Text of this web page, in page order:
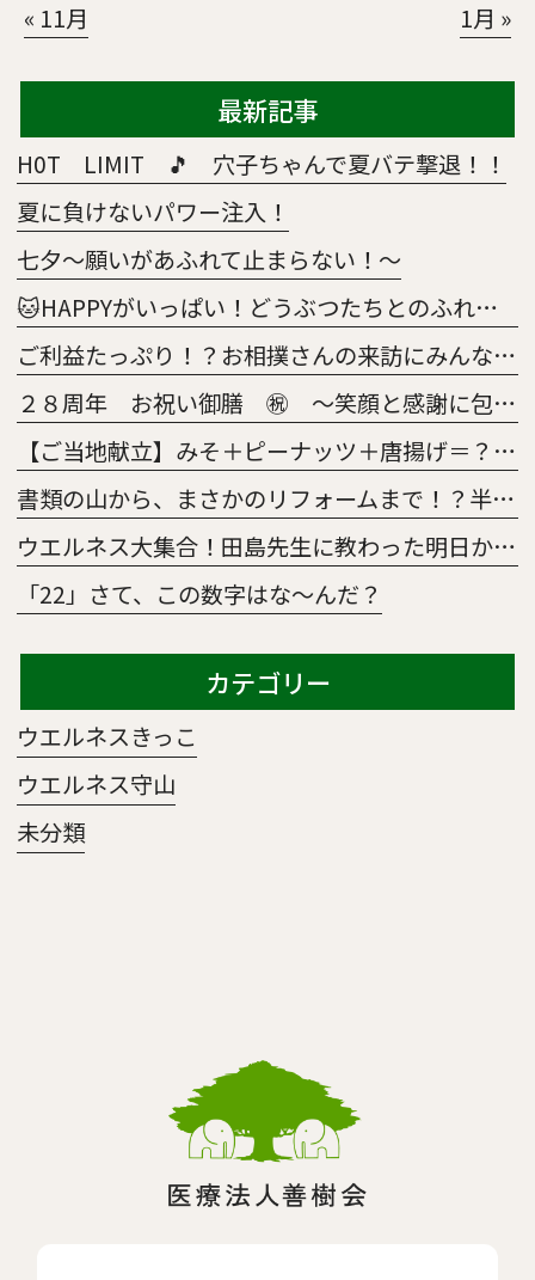
« 11月 1月 »
最新記事
H0T LIMIT 🎵 穴子ちゃんで夏バテ撃退！！
夏に負けないパワー注入！
七夕～願いがあふれて止まらない！～
🐱HAPPYがいっぱい！どうぶつたちとのふれあい大作戦🐶
ご利益たっぷり！？お相撲さんの来訪にみんな大興奮😀
２８周年 お祝い御膳 ㊗ ～笑顔と感謝に包まれた特別な一日～
【ご当地献立】みそ＋ピーナッツ＋唐揚げ＝？正解はあの「意外な県」の絶品メニュー！
書類の山から、まさかのリフォームまで！？半年間の「5S活動survival」
ウエルネス大集合！田島先生に教わった明日から使えるレクの魔法🧹～TAJI.magic～
「22」さて、この数字はな～んだ？
カテゴリー
ウエルネスきっこ
ウエルネス守山
未分類